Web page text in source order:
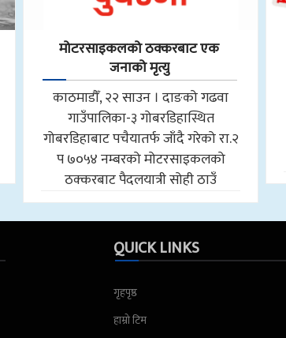
मोटरसाइकलको ठक्करबाट एक
जनाको मृत्यु
काठमाडौँ, २२ साउन । दाङको गढवा
गाउँपालिका-३ गोबरडिहास्थित
गोबरडिहाबाट पचैयातर्फ जाँदै गरेको रा.२
प ७०५४ नम्बरको मोटरसाइकलको
ठक्करबाट पैदलयात्री सोही ठाउँ
QUICK LINKS
गृहपृष्ठ
हाम्रो टिम